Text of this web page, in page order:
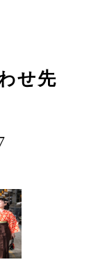
せ先